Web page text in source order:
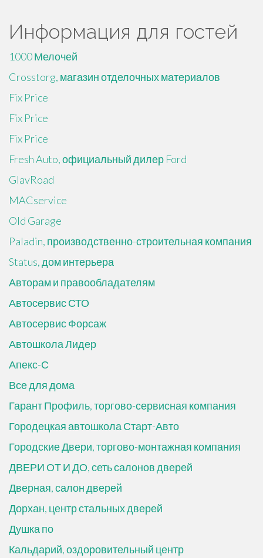
Информация для гостей
1000 Мелочей
Crosstorg, магазин отделочных материалов
Fix Price
Fix Price
Fix Price
Fresh Auto, официальный дилер Ford
GlavRoad
MACservice
Old Garage
Paladin, производственно-строительная компания
Status, дом интерьера
Авторам и правообладателям
Автосервис СТО
Автосервис Форсаж
Автошкола Лидер
Апекс-С
Все для дома
Гарант Профиль, торгово-сервисная компания
Городецкая автошкола Старт-Авто
Городские Двери, торгово-монтажная компания
ДВЕРИ ОТ И ДО, сеть салонов дверей
Дверная, салон дверей
Дорхан, центр стальных дверей
Душка по
Кальдарий, оздоровительный центр